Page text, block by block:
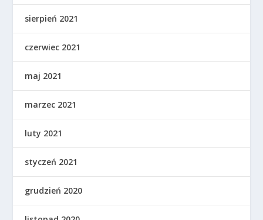
sierpień 2021
czerwiec 2021
maj 2021
marzec 2021
luty 2021
styczeń 2021
grudzień 2020